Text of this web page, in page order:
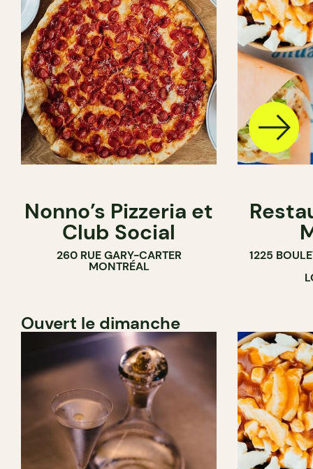
Nonno’s Pizzeria et
Club Social
260 RUE GARY-CARTER
MONTRÉAL
1225
Ouvert le dimanche